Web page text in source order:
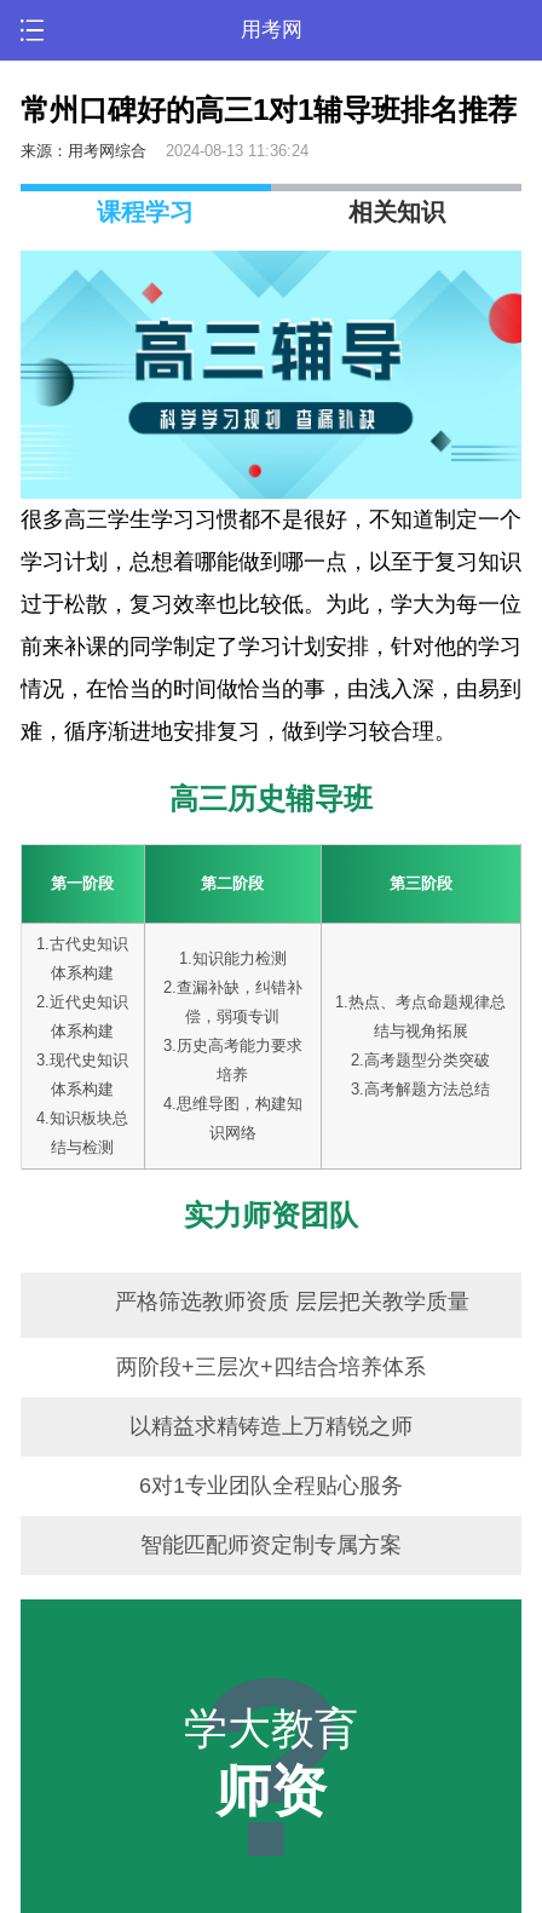
用考网
常州口碑好的高三1对1辅导班排名推荐
来源：用考网综合 2024-08-13 11:36:24
课程学习 相关知识
很多高三学生学习习惯都不是很好，不知道制定一个
学习计划，总想着哪能做到哪一点，以至于复习知识
过于松散，复习效率也比较低。为此，学大为每一位
前来补课的同学制定了学习计划安排，针对他的学习
情况，在恰当的时间做恰当的事，由浅入深，由易到
难，循序渐进地安排复习，做到学习较合理。
高三历史辅导班
第一阶段 第二阶段 第三阶段
1.古代史知识
体系构建
2.近代史知识
体系构建
3.现代史知识
体系构建
4.知识板块总
结与检测
1.知识能力检测
2.查漏补缺，纠错补
偿，弱项专训
3.历史高考能力要求
培养
4.思维导图，构建知
识网络
1.热点、考点命题规律总
结与视角拓展
2.高考题型分类突破
3.高考解题方法总结
实力师资团队
严格筛选教师资质 层层把关教学质量
两阶段+三层次+四结合培养体系
以精益求精铸造上万精锐之师
6对1专业团队全程贴心服务
智能匹配师资定制专属方案
?
学大教育
师资